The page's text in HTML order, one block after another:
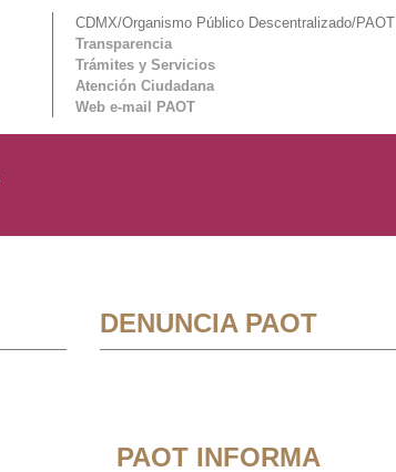
CDMX/Organismo Público Descentralizado/PAOT
Transparencia
Trámites y Servicios
Atención Ciudadana
Web e-mail PAOT
DENUNCIA PAOT
PAOT INFORMA